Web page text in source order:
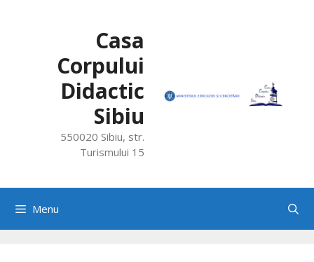
Casa
Corpului
Didactic
Sibiu
550020 Sibiu, str.
Turismului 15
Menu